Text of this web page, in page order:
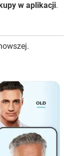
w aplikacji.